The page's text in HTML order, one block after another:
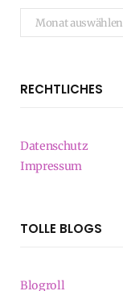
Archiv
RECHTLICHES
Datenschutz
Impressum
TOLLE BLOGS
Blogroll